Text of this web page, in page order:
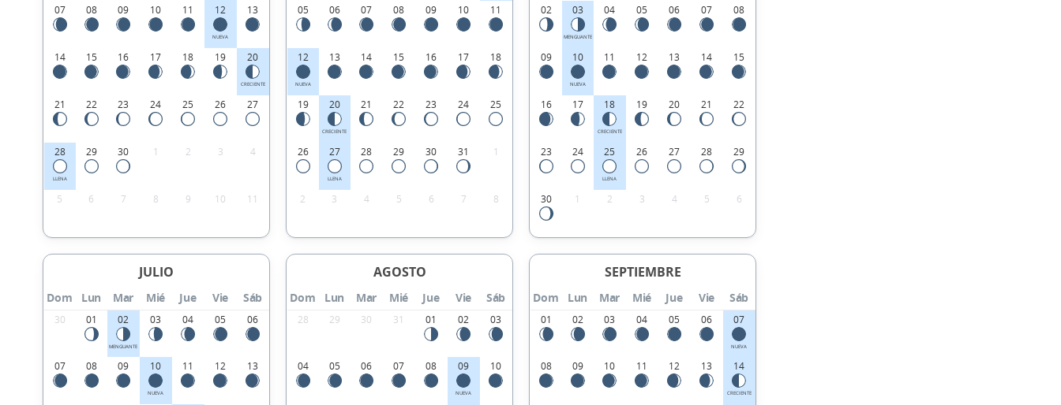
07 08 09 10 11 12
NUEVA
13
14 15 16 17 18 19 20
CRECIENTE
21 22 23 24 25 26 27
28
LLENA
29 30 1 2 3 4
5 6 7 8 9 10 11
05 06 07 08 09 10 11
12
NUEVA
13 14 15 16 17 18
19 20
CRECIENTE
21 22 23 24 25
26 27
LLENA
28 29 30 31 1
2 3 4 5 6 7 8
02 03
MENGUANTE
04 05 06 07 08
09 10
NUEVA
11 12 13 14 15
16 17 18
CRECIENTE
19 20 21 22
23 24 25
LLENA
26 27 28 29
30 1 2 3 4 5 6
JULIO
Dom Lun Mar Mié Jue Vie Sáb
30 01 02
MENGUANTE
03 04 05 06
07 08 09 10
NUEVA
11 12 13
AGOSTO
Dom Lun Mar Mié Jue Vie Sáb
28 29 30 31 01 02 03
04 05 06 07 08 09
NUEVA
10
SEPTIEMBRE
Dom Lun Mar Mié Jue Vie Sáb
01 02 03 04 05 06 07
NUEVA
08 09 10 11 12 13 14
CRECIENTE